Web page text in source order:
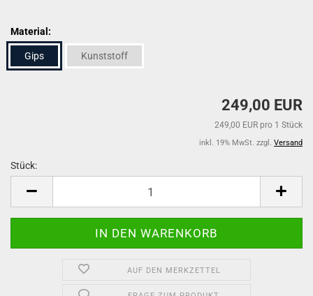
Material:
Gips Kunststoff
249,00 EUR
249,00 EUR pro 1 Stück
inkl. 19% MwSt. zzgl. Versand
Stück:
AUF DEN MERKZETTEL